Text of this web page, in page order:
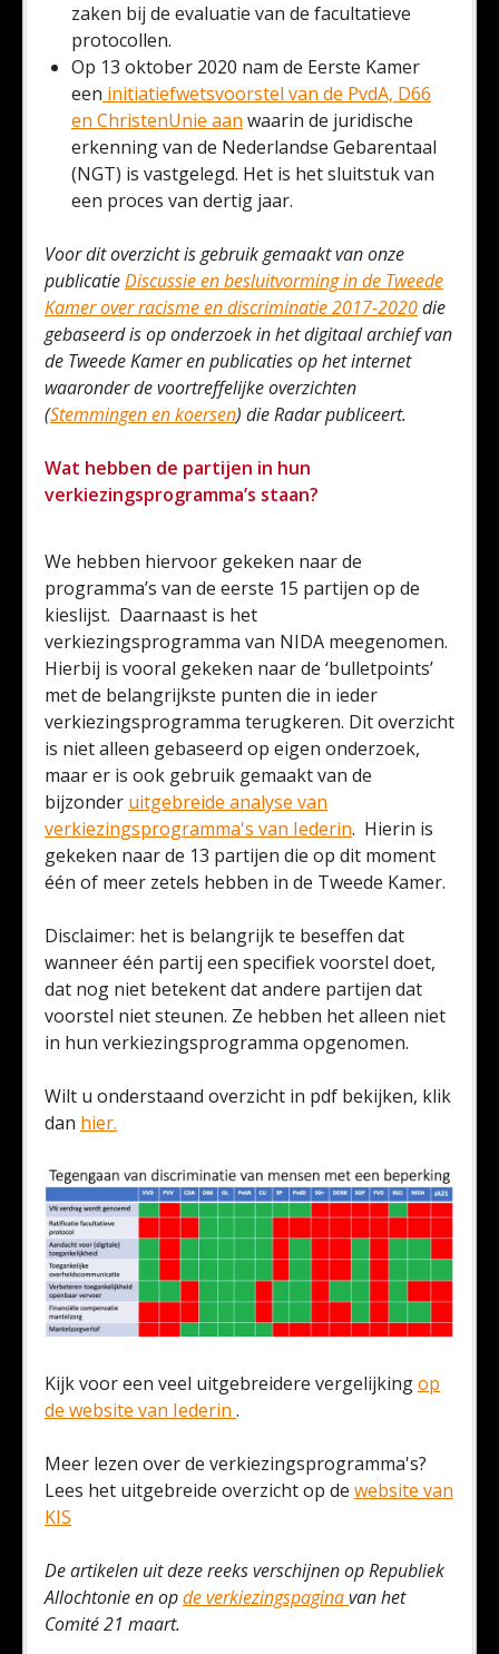
zaken bij de evaluatie van de facultatieve
protocollen.
Op 13 oktober 2020 nam de Eerste Kamer
een initiatiefwetsvoorstel van de PvdA, D66
en ChristenUnie aan waarin de juridische
erkenning van de Nederlandse Gebarentaal
(NGT) is vastgelegd. Het is het sluitstuk van
een proces van dertig jaar.
Voor dit overzicht is gebruik gemaakt van onze
publicatieDiscussie en besluitvorming in de Tweede
Kamer over racisme en discriminatie 2017-2020die
gebaseerd is op onderzoek in het digitaal archief van
de Tweede Kamer en publicaties op het internet
waaronder de voortreffelijke overzichten
(Stemmingen en koersen) die Radar publiceert.
Wat hebben de partijen in hun
verkiezingsprogramma’s staan?
We hebben hiervoor gekeken naar de
programma’s van de eerste 15 partijen op de
kieslijst. Daarnaast is het
verkiezingsprogramma van NIDA meegenomen.
Hierbij is vooral gekeken naar de ‘bulletpoints’
met de belangrijkste punten die in ieder
verkiezingsprogramma terugkeren. Dit overzicht
is niet alleen gebaseerd op eigen onderzoek,
maar er is ook gebruik gemaakt van de
bijzonder uitgebreide analyse van
verkiezingsprogramma's van Iederin. Hierin is
gekeken naar de 13 partijen die op dit moment
één of meer zetels hebben in de Tweede Kamer.
Disclaimer: het is belangrijk te beseffen dat
wanneer één partij een specifiek voorstel doet,
dat nog niet betekent dat andere partijen dat
voorstel niet steunen. Ze hebben het alleen niet
in hun verkiezingsprogramma opgenomen.
Wilt u onderstaand overzicht in pdf bekijken, klik
dan hier.
Kijk voor een veel uitgebreidere vergelijkingop
de website van Iederin .
Meer lezen over de verkiezingsprogramma's?
Lees het uitgebreide overzicht op de website van
KIS
De artikelen uit deze reeks verschijnen op Republiek
Allochtonie en opde verkiezingspaginavan het
Comité 21 maart.